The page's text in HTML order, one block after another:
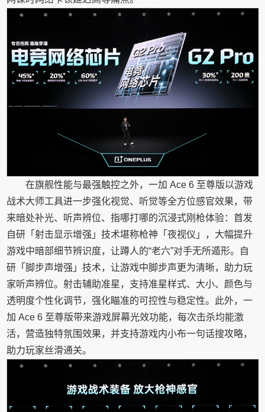
在旗舰性能与最强触控之外，一加 Ace 6 至尊版以游戏
战术大师工具进一步强化视觉、听觉等全方位感官效果，带
来暗处补光、听声辨位、指哪打哪的沉浸式刚枪体验：首发
自研「射击显示增强」技术堪称枪神「夜视仪」，大幅提升
游戏中暗部细节辨识度，让蹲人的“老六”对手无所遁形。自
研「脚步声增强」技术，让游戏中脚步声更为清晰，助力玩
家听声辨位。射击辅助准星，支持准星样式、大小、颜色与
透明度个性化调节，强化瞄准的可控性与稳定性。此外，一
加 Ace 6 至尊版带来游戏屏幕光效功能，每次击杀均能激
活，营造独特氛围效果，并支持游戏内小布一句话搜攻略，
助力玩家丝滑通关。